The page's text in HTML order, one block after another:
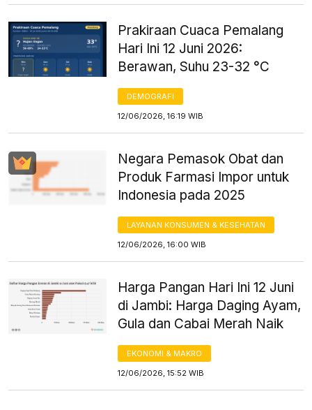
Prakiraan Cuaca Pemalang
Hari Ini 12 Juni 2026:
Berawan, Suhu 23-32 °C
DEMOGRAFI
12/06/2026, 16:19 WIB
Negara Pemasok Obat dan
Produk Farmasi Impor untuk
Indonesia pada 2025
LAYANAN KONSUMEN & KESEHATAN
12/06/2026, 16:00 WIB
Harga Pangan Hari Ini 12 Juni
di Jambi: Harga Daging Ayam,
Gula dan Cabai Merah Naik
EKONOMI & MAKRO
12/06/2026, 15:52 WIB